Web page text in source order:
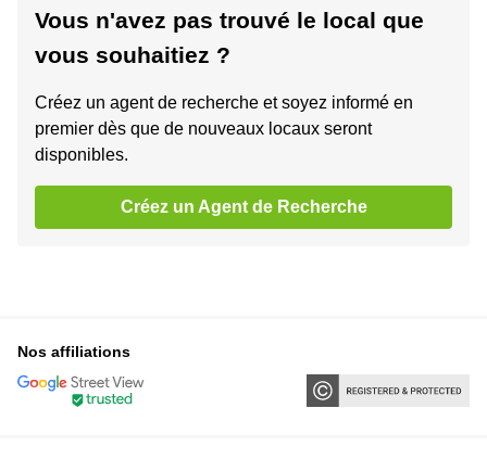
Vous n'avez pas trouvé le local que
vous souhaitiez ?
Créez un agent de recherche et soyez informé en
premier dès que de nouveaux locaux seront
disponibles.
Créez un Agent de Recherche
Nos affiliations